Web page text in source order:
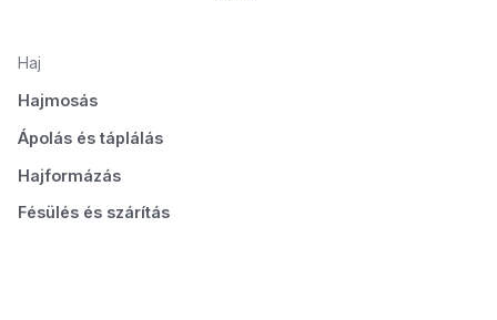
Haj
Hajmosás
Ápolás és táplálás
Hajformázás
Fésülés és szárítás